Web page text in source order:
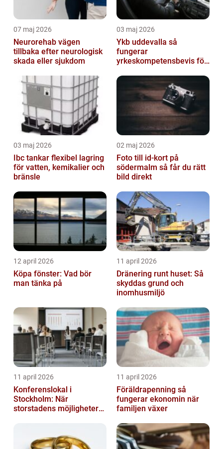
07 maj 2026
Neurorehab vägen
tillbaka efter neurologisk
skada eller sjukdom
03 maj 2026
Ykb uddevalla så
fungerar
yrkeskompetensbevis för
03 maj 2026
Ibc tankar flexibel lagring
för vatten, kemikalier och
bränsle
02 maj 2026
Foto till id-kort på
södermalm så får du rätt
bild direkt
12 april 2026
Köpa fönster: Vad bör
man tänka på
11 april 2026
Dränering runt huset: Så
skyddas grund och
inomhusmiljö
11 april 2026
Konferenslokal i
Stockholm: När
storstadens möjligheter
11 april 2026
Föräldrapenning så
fungerar ekonomin när
familjen växer